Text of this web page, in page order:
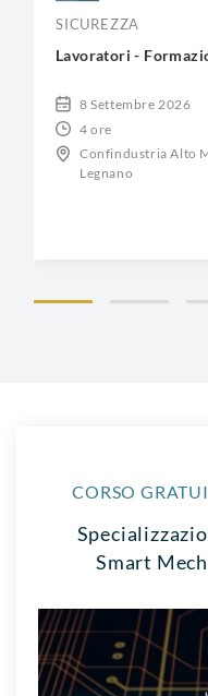
SICUREZZA
Lavoratori -
8 Settembre 2026
4 ore
Confindustria Alto
Legnano
CORSO
Smart